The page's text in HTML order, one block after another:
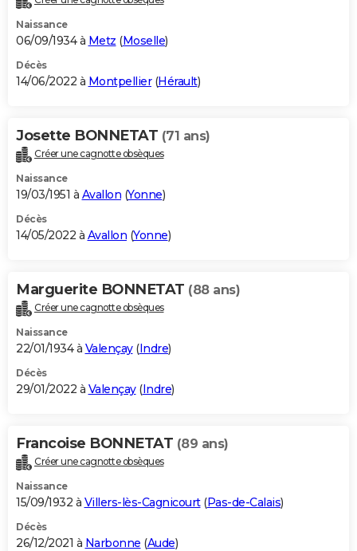
Naissance
06/09/1934 à Metz (Moselle)
Décès
14/06/2022 à Montpellier(Hérault)
Josette BONNETAT (71 ans)
Créer une cagnotte obsèques
Naissance
19/03/1951 à Avallon (Yonne)
Décès
14/05/2022 à Avallon (Yonne)
Marguerite BONNETAT (88 ans)
Créer une cagnotte obsèques
Naissance
22/01/1934 à Valençay(Indre)
Décès
29/01/2022 à Valençay(Indre)
Francoise BONNETAT (89 ans)
Créer une cagnotte obsèques
Naissance
15/09/1932 à Villers-lès-Cagnicourt(Pas-de-Calais)
Décès
26/12/2021 à Narbonne (Aude)